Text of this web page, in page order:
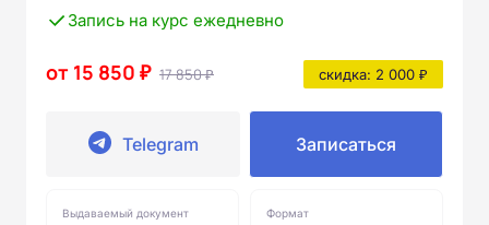
Запись на курс ежедневно
от 15 850 ₽ 17 850 ₽ скидка: 2 000 ₽
Telegram Записаться
Выдаваемый документ Формат